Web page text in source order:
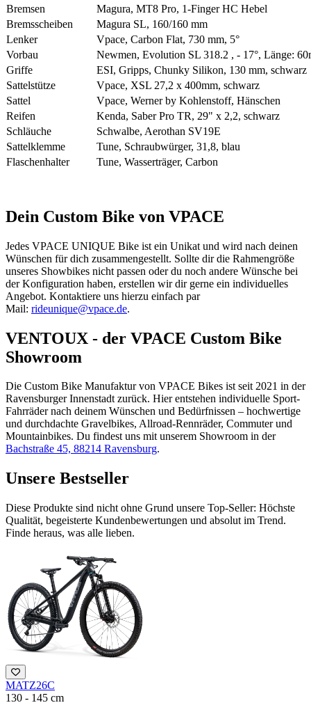
Bremsen
Magura, MT8 Pro, 1-Finger HC Hebel
Bremsscheiben
Magura SL, 160/160 mm
Lenker
Vpace, Carbon Flat, 730 mm, 5°
Vorbau
Newmen, Evolution SL 318.2 , - 17°, Länge:
Griffe
ESI, Gripps, Chunky Silikon, 130 mm, schwarz
Sattelstütze
Vpace, XSL 27,2 x 400mm, schwarz
Sattel
Vpace, Werner by Kohlenstoff, Hänschen
Reifen
Kenda, Saber Pro TR, 29" x 2,2, schwarz
Schläuche
Schwalbe, Aerothan SV19E
Sattelklemme
Tune, Schraubwürger, 31,8, blau
Flaschenhalter
Tune, Wasserträger, Carbon
Dein Custom Bike von VPACE
Jedes VPACE UNIQUE Bike ist ein Unikat und wird nach deinen
Wünschen für dich zusammengestellt. Sollte dir die Rahmengröße
unseres Showbikes nicht passen oder du noch andere Wünsche bei
der Konfiguration haben, erstellen wir dir gerne ein individuelles
Angebot. Kontaktiere uns hierzu einfach par
Mail: rideunique@vpace.de.
VENTOUX - der VPACE Custom Bike
Showroom
Die Custom Bike Manufaktur von VPACE Bikes ist seit 2021 in der
Ravensburger Innenstadt zurück. Hier entstehen individuelle Sport-
Fahrräder nach deinem Wünschen und Bedürfnissen – hochwertige
und durchdachte Gravelbikes, Allroad-Rennräder, Commuter und
Mountainbikes. Du findest uns mit unserem Showroom in der
Bachstraße 45, 88214 Ravensburg.
Unsere Bestseller
Diese Produkte sind nicht ohne Grund unsere Top-Seller: Höchste
Qualität, begeisterte Kundenbewertungen und absolut im Trend.
Finde heraus, was alle lieben.
MATZ26C
130 - 145 cm